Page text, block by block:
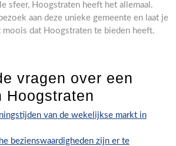
sfeer, Hoogstraten heeft het allemaal.
aan deze unieke gemeente en laat je
moois dat Hoogstraten te bieden heeft.
vragen over een
Hoogstraten
van de wekelijkse markt in
bezienswaardigheden zijn er te